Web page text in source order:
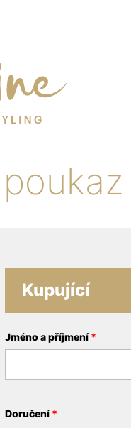
Kupující
Jméno a příjmení *
Doručení *